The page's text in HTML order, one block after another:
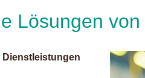
Lösungen